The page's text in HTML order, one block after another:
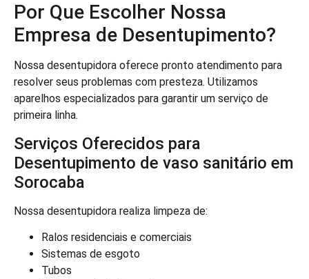
Por Que Escolher Nossa
Empresa de Desentupimento?
Nossa desentupidora oferece pronto atendimento para
resolver seus problemas com presteza. Utilizamos
aparelhos especializados para garantir um serviço de
primeira linha.
Serviços Oferecidos para
Desentupimento de vaso sanitário em
Sorocaba
Nossa desentupidora realiza limpeza de:
Ralos residenciais e comerciais
Sistemas de esgoto
Tubos